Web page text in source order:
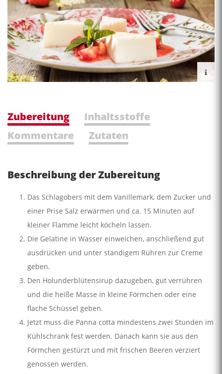
Zubereitung
Inhaltsstoffe
Kommentare
Zutaten
Beschreibung der Zubereitung
Das Schlagobers mit dem Vanillemark, dem Zucker und
einer Prise Salz erwärmen und ca. 15 Minuten auf
kleiner Flamme leicht köcheln lassen.
Die Gelatine in Wasser einweichen, anschließend gut
ausdrücken und unter ständigem Rühren zur Creme
geben.
Den Holunderblütensirup dazugeben, gut verrühren
und die heiße Masse in kleine Förmchen oder eine
flache Schüssel geben.
Jetzt muss die Panna cotta mindestens zwei Stunden im
Kühlschrank fest werden. Danach kann sie aus den
Förmchen gestürzt und mit frischen Beeren verziert
genossen werden.